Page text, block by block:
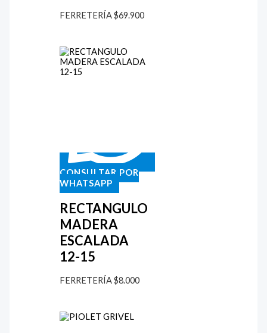
FERRETERÍA$69.900
CONSULTAR POR
WHATSAPP
RECTANGULO
MADERA
ESCALADA
12-15
FERRETERÍA$8.000